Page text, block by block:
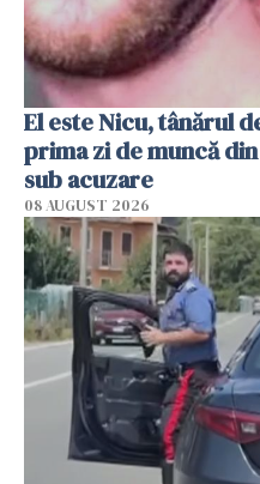
El este Nicu, tânărul
prima zi de muncă
sub acuzare
08 AUGUST 2026